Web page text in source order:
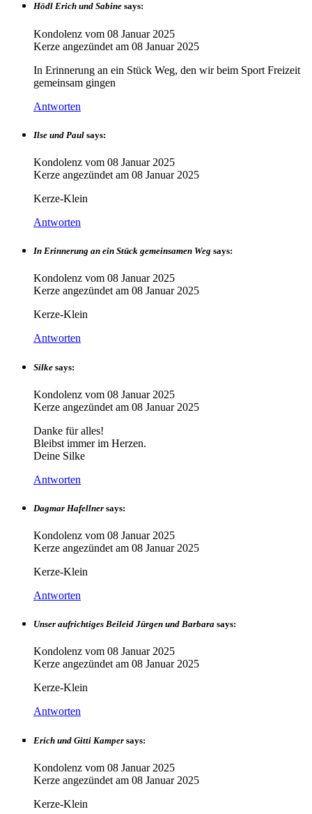
Hödl Erich und Sabine says:
Kondolenz vom 08 Januar 2025
Kerze angezündet am 08 Januar 2025
In Erinnerung an ein Stück Weg, den wir beim Sport Freizeit
gemeinsam gingen
Antworten
Ilse und Paul says:
Kondolenz vom 08 Januar 2025
Kerze angezündet am 08 Januar 2025
Kerze-Klein
Antworten
In Erinnerung an ein Stück gemeinsamen Weg says:
Kondolenz vom 08 Januar 2025
Kerze angezündet am 08 Januar 2025
Kerze-Klein
Antworten
Silke says:
Kondolenz vom 08 Januar 2025
Kerze angezündet am 08 Januar 2025
Danke für alles!
Bleibst immer im Herzen.
Deine Silke
Antworten
Dagmar Hafellner says:
Kondolenz vom 08 Januar 2025
Kerze angezündet am 08 Januar 2025
Kerze-Klein
Antworten
Unser aufrichtiges Beileid Jürgen und Barbara says:
Kondolenz vom 08 Januar 2025
Kerze angezündet am 08 Januar 2025
Kerze-Klein
Antworten
Erich und Gitti Kamper says:
Kondolenz vom 08 Januar 2025
Kerze angezündet am 08 Januar 2025
Kerze-Klein